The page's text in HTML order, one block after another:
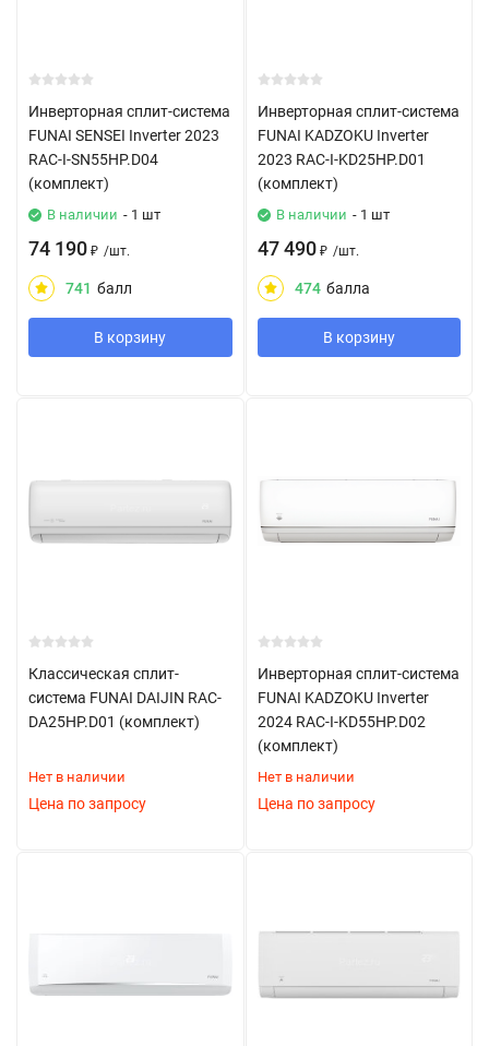
Инверторная сплит-система
FUNAI SENSEI Inverter 2023
RAC-I-SN55HP.D04
(комплект)
В наличии - 1 шт
74 190 ₽ /шт.
741 балл
В корзину
Инверторная сплит-система
FUNAI KADZOKU Inverter
2023 RAC-I-KD25HP.D01
(комплект)
В наличии - 1 шт
47 490 ₽ /шт.
474 балла
В корзину
Классическая сплит-
система FUNAI DAIJIN RAC-
DA25HP.D01 (комплект)
Нет в наличии
Цена по запросу
Инверторная сплит-система
FUNAI KADZOKU Inverter
2024 RAC-I-KD55HP.D02
(комплект)
Нет в наличии
Цена по запросу